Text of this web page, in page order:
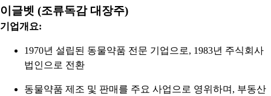
이글벳 (조류독감 대장주)
기업개요:
1970년 설립된 동물약품 전문 기업으로, 1983년 주식회사
법인으로 전환
동물약품 제조 및 판매를 주요 사업으로 영위하며, 부동산